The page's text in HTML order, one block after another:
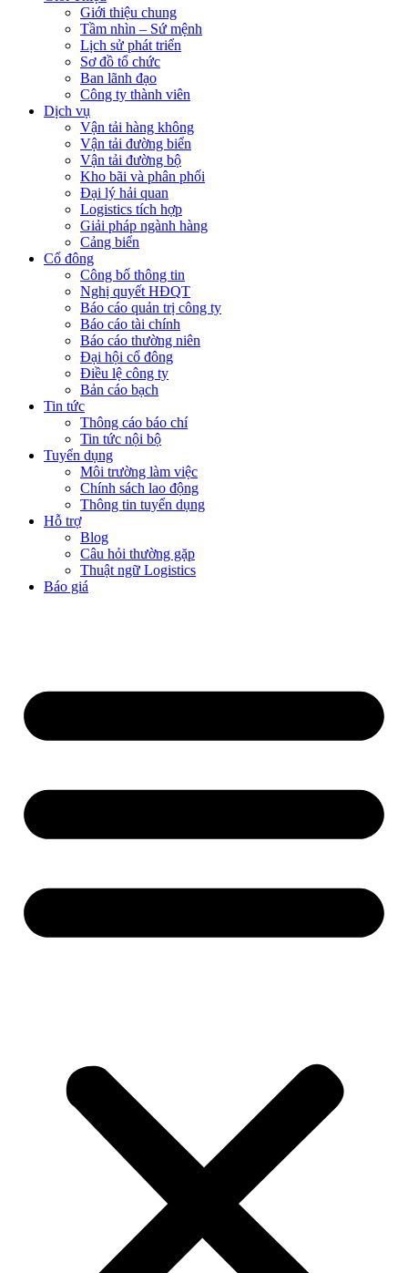
Giới thiệu chung
Tầm nhìn – Sứ mệnh
Lịch sử phát triển
Sơ đồ tổ chức
Ban lãnh đạo
Công ty thành viên
Dịch vụ
Vận tải hàng không
Vận tải đường biển
Vận tải đường bộ
Kho bãi và phân phối
Đại lý hải quan
Logistics tích hợp
Giải pháp ngành hàng
Cảng biển
Cổ đông
Công bố thông tin
Nghị quyết HĐQT
Báo cáo quản trị công ty
Báo cáo tài chính
Báo cáo thường niên
Đại hội cổ đông
Điều lệ công ty
Bản cáo bạch
Tin tức
Thông cáo báo chí
Tin tức nội bộ
Tuyển dụng
Môi trường làm việc
Chính sách lao động
Thông tin tuyển dụng
Hỗ trợ
Blog
Câu hỏi thường gặp
Thuật ngữ Logistics
Báo giá